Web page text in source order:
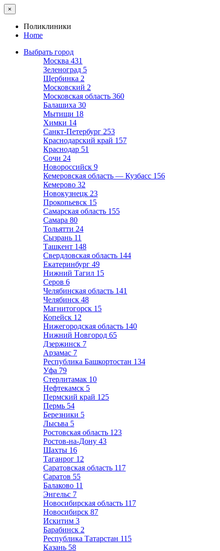
×
Поликлиники
Home
Выбрать город
Москва 431
Зеленоград 5
Щербинка 2
Московский 2
Московская область 360
Балашиха 30
Мытищи 18
Химки 14
Санкт-Петербург 253
Краснодарский край 157
Краснодар 51
Сочи 24
Новороссийск 9
Кемеровская область — Кузбасс 156
Кемерово 32
Новокузнецк 23
Прокопьевск 15
Самарская область 155
Самара 80
Тольятти 24
Сызрань 11
Ташкент 148
Свердловская область 144
Екатеринбург 49
Нижний Тагил 15
Серов 6
Челябинская область 141
Челябинск 48
Магнитогорск 15
Копейск 12
Нижегородская область 140
Нижний Новгород 65
Дзержинск 7
Арзамас 7
Республика Башкортостан 134
Уфа 79
Стерлитамак 10
Нефтекамск 5
Пермский край 125
Пермь 54
Березники 5
Лысьва 5
Ростовская область 123
Ростов-на-Дону 43
Шахты 16
Таганрог 12
Саратовская область 117
Саратов 55
Балаково 11
Энгельс 7
Новосибирская область 117
Новосибирск 87
Искитим 3
Барабинск 2
Республика Татарстан 115
Казань 58